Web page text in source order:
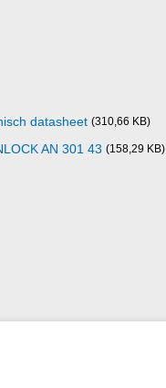
datasheet (310,66 KB)
AN 301 43 (158,29 KB)